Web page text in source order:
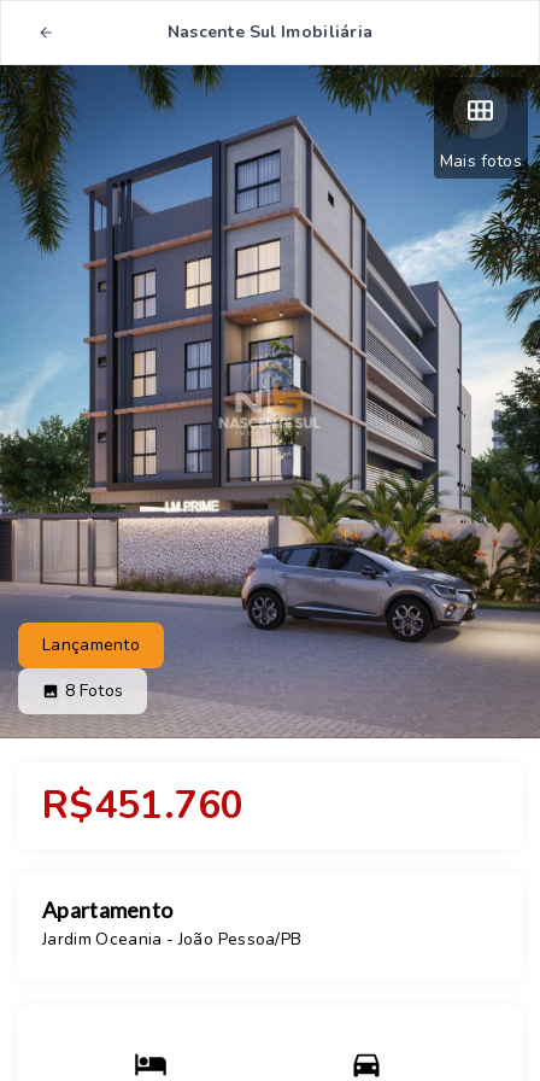
Nascente Sul Imobiliária
Mais fotos
Lançamento
8 Fotos
R$451.760
Apartamento
Jardim Oceania - João Pessoa/PB